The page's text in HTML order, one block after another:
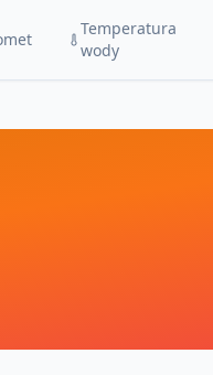
Temperatura
wody